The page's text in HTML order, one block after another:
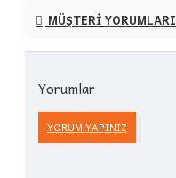
MÜŞTERI YORUMLARI
Yorumlar
YORUM YAPINIZ